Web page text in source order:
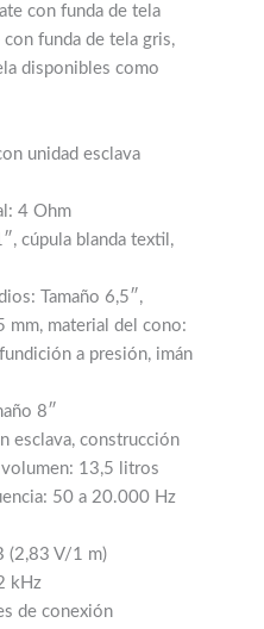
con funda de tela
con funda de tela gris,
disponibles como
unidad esclava
4 Ohm
cúpula blanda textil,
Tamaño 6,5″,
mm, material del cono:
a presión, imán
8″
esclava, construcción
13,5 litros
50 a 20.000 Hz
(2,83 V/1 m)
kHz
de conexión